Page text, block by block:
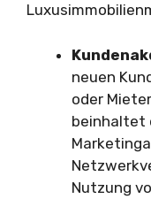
neuen
oder
beinhaltet
Nutzung